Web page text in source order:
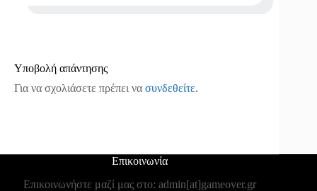
Υποβολή απάντησης
Για να σχολιάσετε πρέπει να συνδεθείτε.
Επικοινωνία
Επικοινωνήστε μαζί μας στο: admin[at]gameover.gr